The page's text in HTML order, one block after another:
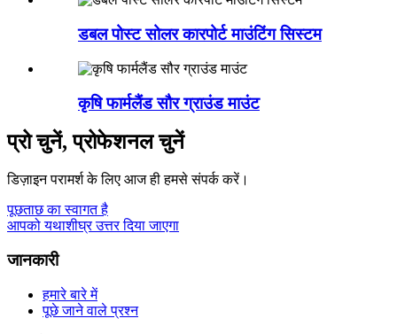
डबल पोस्ट सोलर कारपोर्ट माउंटिंग सिस्टम
कृषि फार्मलैंड सौर ग्राउंड माउंट
प्रो चुनें, प्रोफेशनल चुनें
डिज़ाइन परामर्श के लिए आज ही हमसे संपर्क करें।
पूछताछ का स्वागत है
आपको यथाशीघ्र उत्तर दिया जाएगा
जानकारी
हमारे बारे में
पूछे जाने वाले प्रश्न